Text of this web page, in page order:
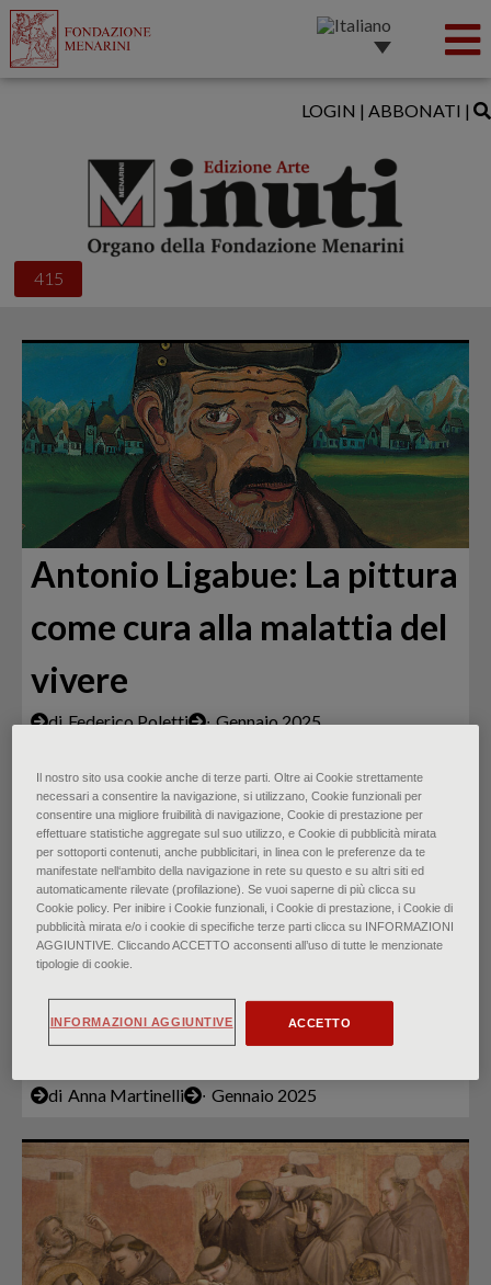
415
LOGIN | ABBONATI |
Antonio Ligabue: La pittura
come cura alla malattia del
vivere
di Federico Poletti ∙ Gennaio 2025
Cleopatra: La donna, la
regina, il mito
di Anna Martinelli ∙ Gennaio 2025
Il nostro sito usa cookie anche di terze parti. Oltre ai Cookie strettamente
necessari a consentire la navigazione, si utilizzano, Cookie funzionali per
consentire una migliore fruibilità di navigazione, Cookie di prestazione per
effettuare statistiche aggregate sul suo utilizzo, e Cookie di pubblicità mirata
per sottoporti contenuti, anche pubblicitari, in linea con le preferenze da te
manifestate nell‘ambito della navigazione in rete su questo e su altri siti ed
automaticamente rilevate (profilazione). Se vuoi saperne di più clicca su
Cookie policy. Per inibire i Cookie funzionali, i Cookie di prestazione, i Cookie di
pubblicità mirata e/o i cookie di specifiche terze parti clicca su INFORMAZIONI
AGGIUNTIVE. Cliccando ACCETTO acconsenti all’uso di tutte le menzionate
tipologie di cookie.
ACCETTO
INFORMAZIONI AGGIUNTIVE